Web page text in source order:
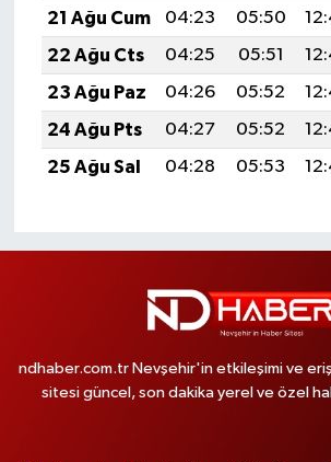
21 Ağu Cum
04:23 05:50
22 Ağu Cts
04:25 05:51
23 Ağu Paz
04:26 05:52
24 Ağu Pts
04:27 05:52
25 Ağu Sal
04:28 05:53
ndhaber.com.tr Nevşehir'in etkileşimi ve
sitesi güncel, son dakika yerel ve özel